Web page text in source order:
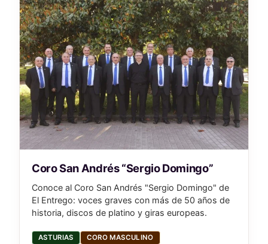
Coro San Andrés “Sergio Domingo”
Conoce al Coro San Andrés "Sergio Domingo" de
El Entrego: voces graves con más de 50 años de
historia, discos de platino y giras europeas.
ASTURIAS CORO MASCULINO